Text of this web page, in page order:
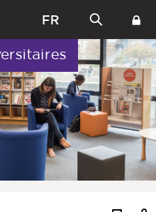
FR